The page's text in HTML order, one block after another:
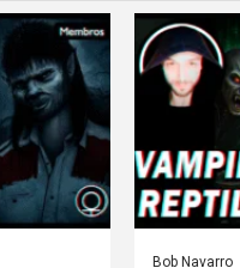
Bob Navarro